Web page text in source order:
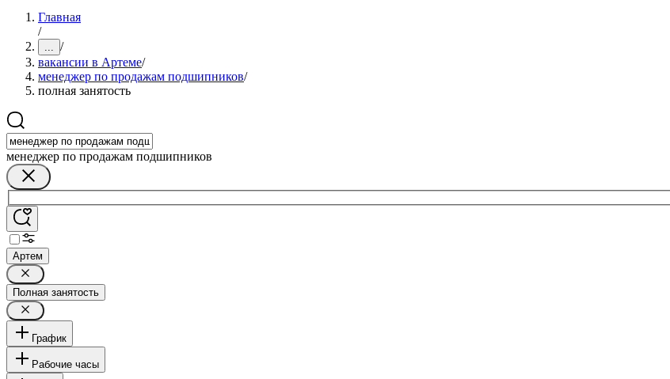
Главная
/
... /
вакансии в Артеме/
менеджер по продажам подшипников/
полная занятость
менеджер по продажам подшипников
Артем
Полная занятость
График
Рабочие часы